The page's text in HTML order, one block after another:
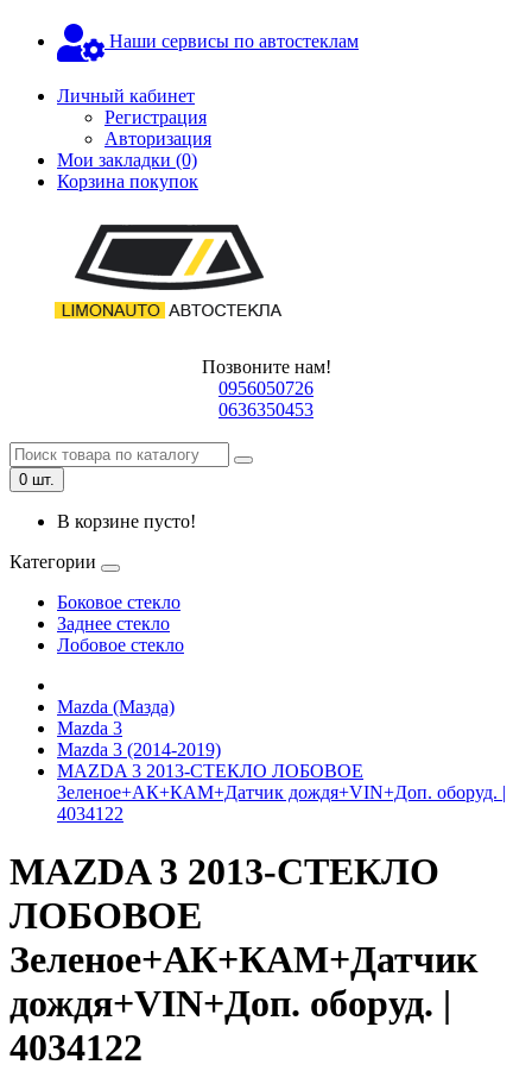
Наши сервисы по автостеклам
Личный кабинет
Регистрация
Авторизация
Мои закладки (0)
Корзина покупок
Позвоните нам!
0956050726
0636350453
0 шт.
В корзине пусто!
Категории
Боковое стекло
Заднее стекло
Лобовое стекло
Mazda (Мазда)
Mazda 3
Mazda 3 (2014-2019)
MAZDA 3 2013-СТЕКЛО ЛОБОВОЕ
Зеленое+АК+КАМ+Датчик дождя+VIN+Доп. оборуд. |
4034122
MAZDA 3 2013-СТЕКЛО
ЛОБОВОЕ
Зеленое+АК+КАМ+Датчик
дождя+VIN+Доп. оборуд. |
4034122